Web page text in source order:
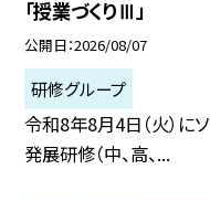
「授業づくりⅢ」
公開日 2026/08/07
研修グループ
令和8年8月4日（火）に
発展研修（中、高、...